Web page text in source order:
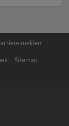
melden
Sitemap